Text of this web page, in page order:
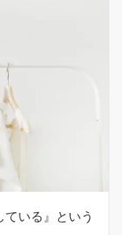
いる』という